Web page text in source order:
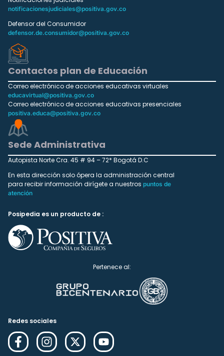
notificacionesjudiciales@positiva.gov.co
Defensor del Consumidor
defensor.de.consumidor@positiva.gov.co
Contactos plan de Educación
Correo electrónico de acciones educativas virtuales
educavirtual@positiva.gov.co
Correo electrónico de acciones educativas presenciales
positiva.educa@positiva.gov.co
Sede Administrativa
Autopista Norte Cra. 45 # 94 – 72* Bogotá D.C
En esta dirección solo ópera la administración central
para recibir información dirígete a nuestros puntos de
atención
Posipedia es un producto de :
Pertenece al:
Redes sociales